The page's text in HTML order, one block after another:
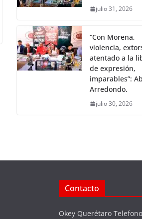
julio 31, 2026
“Con Morena,
violencia,
atentado a la
de expresión,
imparables”:
Arredondo.
julio 30, 2026
Contacto
Okey Querétaro